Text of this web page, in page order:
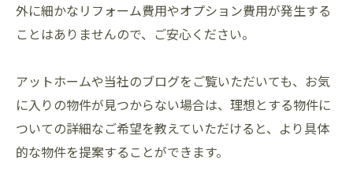
外に細かなリフォーム費用やオプション費用が発生する
ことはありませんので、ご安心ください。
アットホームや当社のブログをご覧いただいても、お気
に入りの物件が見つからない場合は、理想とする物件に
ついての詳細なご希望を教えていただけると、より具体
的な物件を提案することができます。